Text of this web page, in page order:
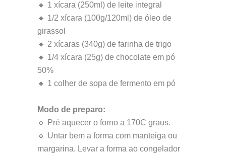
🔸 1 xícara (250ml) de leite integral
🔸 1/2 xícara (100g/120ml) de óleo de
girassol
🔸 2 xícaras (340g) de farinha de trigo
🔸 1/4 xícara (25g) de chocolate em pó
50%
🔸 1 colher de sopa de fermento em pó
Modo de preparo:
🔹 Pré aquecer o forno a 170C graus.
🔹 Untar bem a forma com manteiga ou
margarina. Levar a forma ao congelador